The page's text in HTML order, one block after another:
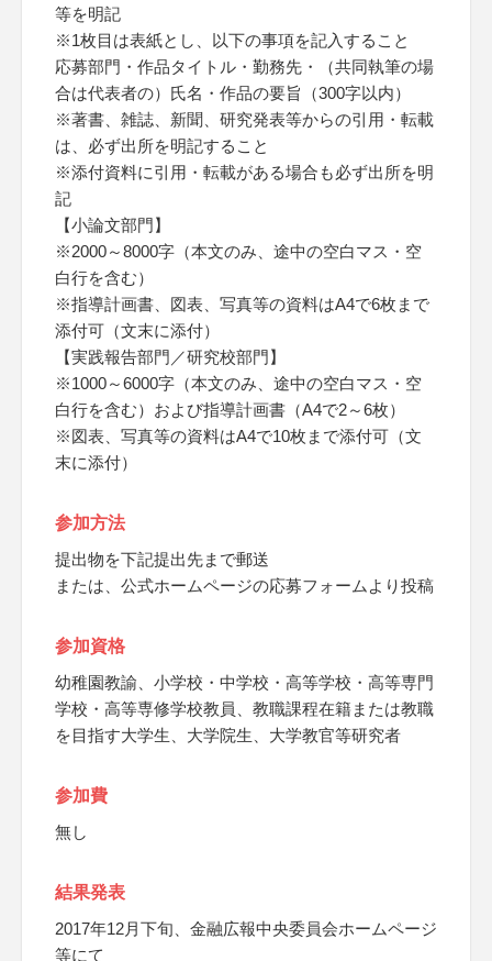
等を明記
※1枚目は表紙とし、以下の事項を記入すること
応募部門・作品タイトル・勤務先・（共同執筆の場
合は代表者の）氏名・作品の要旨（300字以内）
※著書、雑誌、新聞、研究発表等からの引用・転載
は、必ず出所を明記すること
※添付資料に引用・転載がある場合も必ず出所を明
記
【小論文部門】
※2000～8000字（本文のみ、途中の空白マス・空
白行を含む）
※指導計画書、図表、写真等の資料はA4で6枚まで
添付可（文末に添付）
【実践報告部門／研究校部門】
※1000～6000字（本文のみ、途中の空白マス・空
白行を含む）および指導計画書（A4で2～6枚）
※図表、写真等の資料はA4で10枚まで添付可（文
末に添付）
参加方法
提出物を下記提出先まで郵送
または、公式ホームページの応募フォームより投稿
参加資格
幼稚園教諭、小学校・中学校・高等学校・高等専門
学校・高等専修学校教員、教職課程在籍または教職
を目指す大学生、大学院生、大学教官等研究者
参加費
無し
結果発表
2017年12月下旬、金融広報中央委員会ホームページ
等にて